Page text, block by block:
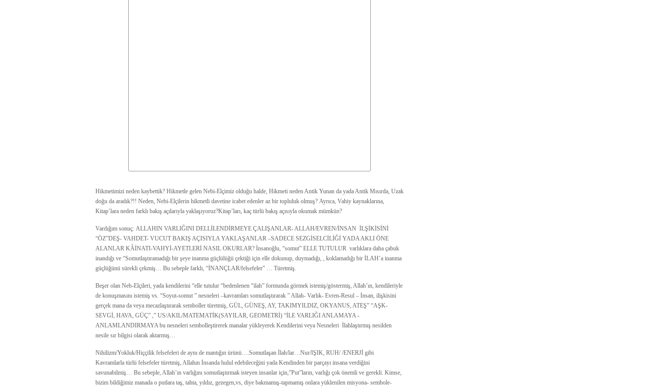
Hikmetimizi neden kaybettik? Hikmetle gelen Nebi-Elçimiz olduğu halde, Hikmeti neden Antik Yunan da yada Antik Mısırda, Uzak
doğu da aradık?!! Neden, Nebi-Elçilerin hikmetli davetine icabet edenler az bir topluluk olmuş? Ayrıca, Vahiy kaynaklarına,
Kitap’lara neden farklı bakış açılarıyla yaklaşıyoruz?Kitap’ları, kaç türlü bakış açısıyla okumak mümkün?
Vardığım sonuç: ALLAHIN VARLIĞINI DELLİLENDİRMEYE ÇALIŞANLAR- ALLAH/EVREN/İNSAN İLŞİKİSİNİ
“ÖZ”DEŞ- VAHDET- VUCUT BAKIŞ AÇISIYLA YAKLAŞANLAR –SADECE SEZGİSELCİLİĞİ YADA AKLI ÖNE
ALANLAR KÂİNATI-VAHYİ-AYETLERİ NASIL OKURLAR? İnsanoğlu, “somut” ELLE TUTULUR varlıklara daha çabuk
inandığı ve “Somutlaştıramadığı bir şeye inanma güçlülüğü çektiği için elle dokunup, duymadığı, , koklamadığı bir İLAH’a inanma
güçlüğünü sürekli çekmiş… Bu sebeple farklı, “İNANÇLAR/felsefeler” … Türetmiş.
Beşer olan Neb-Elçileri, yada kendilerini “elle tutulur “bedenlenen “ilah” formunda görmek istemiş/göstermiş, Allah’ın, kendileriyle
de konuşmasını istemiş vs. “Soyut-somut ” nesneleri –kavramları somutlaştırarak ” Allah- Varlık- Evren-Resul – İnsan, ilişkisini
gerçek mana da veya mecazlaştırarak semboller türetmiş, GÜL, GÜNEŞ, AY, TAKIMYILDIZ, OKYANUS, ATEŞ” “AŞK-
SEVGİ, HAVA, GÜÇ” ,” US/AKIL/MATEMATİK(SAYILAR, GEOMETRİ) “İLE VARLIĞI ANLAMAYA -
ANLAMLANDIRMAYA bu nesneleri sembolleştirerek manalar yükleyerek Kendilerini veya Nesneleri İlahlaştırmış nesilden
nesile sır bilgisi olarak aktarmış…
Nihilizm/Yokluk/Hiççilik felsefeleri de aynı de mantığın ürünü….Somutlaşan İlah/lar…Nur/IŞIK, RUH/ /ENERJİ gibi
Kavramlarla türlü felsefeler türetmiş, Allahın İnsanda hulul edebileceğini yada Kendinden bir parçayı insana verdiğini
savunabilmiş… Bu sebeple, Allah’ın varlığını somutlaştırmak isteyen insanlar için,”Put”ların, varlığı çok önemli ve gerekli. Kimse,
bizim bildiğimiz manada o putlara taş, tahta, yıldız, gezegen,vs, diye bakmamış-tapmamış onlara yüklenilen misyona- sembole-